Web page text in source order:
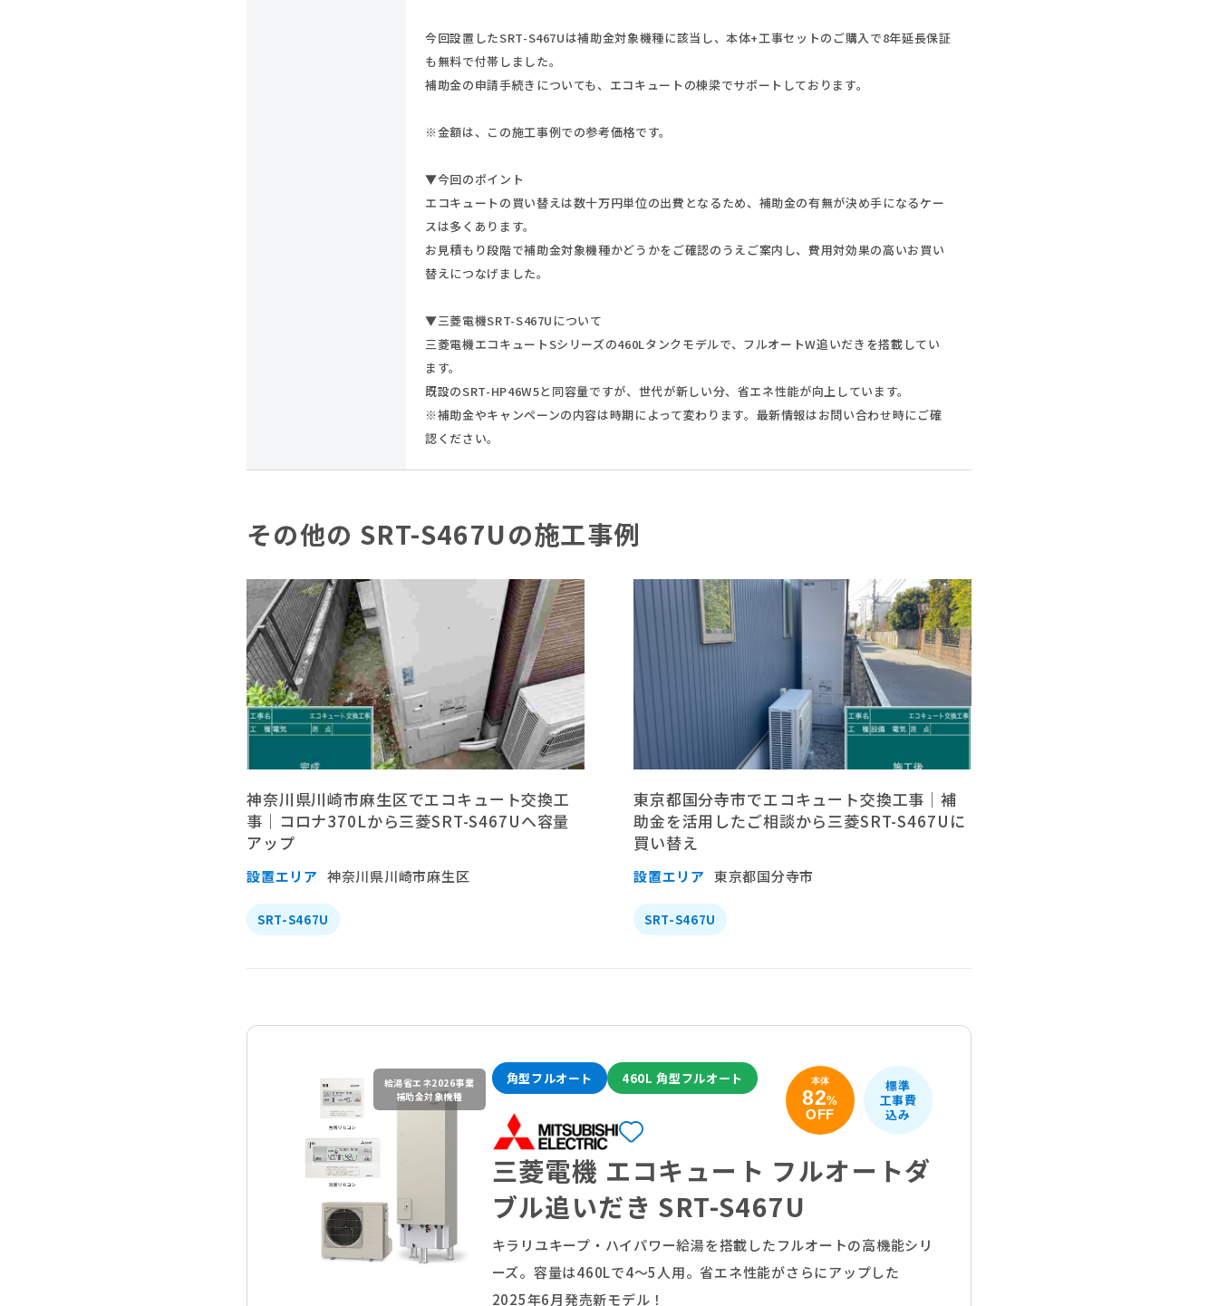
今回設置したSRT-S467Uは補助金対象機種に該当し、本体+工事セットのご購入で8年延長保証
も無料で付帯しました。
補助金の申請手続きについても、エコキュートの棟梁でサポートしております。
※金額は、この施工事例での参考価格です。
▼今回のポイント
エコキュートの買い替えは数十万円単位の出費となるため、補助金の有無が決め手になるケー
スは多くあります。
お見積もり段階で補助金対象機種かどうかをご確認のうえご案内し、費用対効果の高いお買い
替えにつなげました。
▼三菱電機SRT-S467Uについて
三菱電機エコキュートSシリーズの460Lタンクモデルで、フルオートW追いだきを搭載してい
ます。
既設のSRT-HP46W5と同容量ですが、世代が新しい分、省エネ性能が向上しています。
※補助金やキャンペーンの内容は時期によって変わります。最新情報はお問い合わせ時にご確
認ください。
その他の SRT-S467Uの施工事例
神奈川県川崎市麻生区でエコキュート交換工
事｜コロナ370Lから三菱SRT-S467Uへ容量
アップ
設置エリア 神奈川県川崎市麻生区
SRT-S467U
東京都国分寺市でエコキュート交換工事｜補
助金を活用したご相談から三菱SRT-S467Uに
買い替え
設置エリア 東京都国分寺市
SRT-S467U
給湯省エネ2026事業
補助金対象機種
角型フルオート 460L 角型フルオート 本体
82%
OFF
標準
工事費
込み
三菱電機 エコキュート フルオートダ
ブル追いだき SRT-S467U
キラリユキープ・ハイパワー給湯を搭載したフルオートの高機能シリ
ーズ。容量は460Lで4～5人用。省エネ性能がさらにアップした
2025年6月発売新モデル！